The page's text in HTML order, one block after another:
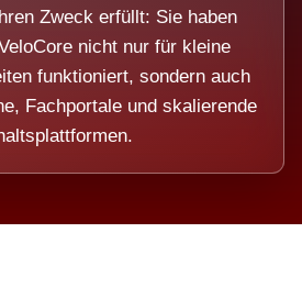
Zweck erfüllt: Sie haben
nicht nur für kleine
funktioniert, sondern auch
Fachportale und skalierende